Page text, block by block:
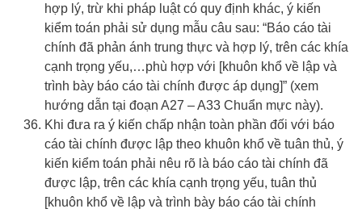
hợp lý, trừ khi pháp luật có quy định khác, ý kiến
kiểm toán phải sử dụng mẫu câu sau: “Báo cáo tài
chính đã phản ánh trung thực và hợp lý, trên các khía
cạnh trọng yếu,…phù hợp với [khuôn khổ về lập và
trình bày báo cáo tài chính được áp dụng]” (xem
hướng dẫn tại đoạn A27 – A33 Chuẩn mực này).
Khi đưa ra ý kiến chấp nhận toàn phần đối với báo
cáo tài chính được lập theo khuôn khổ về tuân thủ, ý
kiến kiểm toán phải nêu rõ là báo cáo tài chính đã
được lập, trên các khía cạnh trọng yếu, tuân thủ
[khuôn khổ về lập và trình bày báo cáo tài chính